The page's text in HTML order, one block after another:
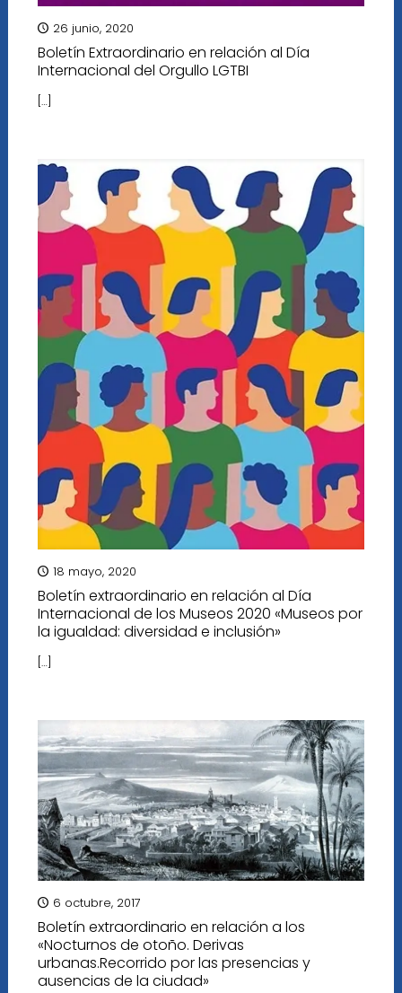
26 junio, 2020
Boletín Extraordinario en relación al Día
Internacional del Orgullo LGTBI
[…]
18 mayo, 2020
Boletín extraordinario en relación al Día
Internacional de los Museos 2020 «Museos por
la igualdad: diversidad e inclusión»
[…]
6 octubre, 2017
Boletín extraordinario en relación a los
«Nocturnos de otoño. Derivas
urbanas.Recorrido por las presencias y
ausencias de la ciudad»